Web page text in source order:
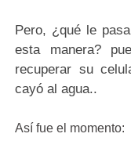
Pero, ¿qué le
esta manera?
recuperar su
cayó al agua..
Así fue el momento: